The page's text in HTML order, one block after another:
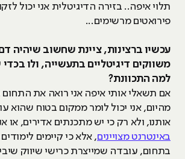
תלוי איפה.. בזירה הדיגיטלית אני יכול
פירואטים מרשימים...
עכשיו ברצינות, ציינת שחשוב שיהיה
משווקים דיגיטליים בתעשייה, ולו
למה התכוונת?
אם תשאלי אותי איפה אני רואה את
מהיום, אני יכול לומר ממקום בטוח שהוא
אותנו, ולא רק כי יש מתכנתים אדירים, או
באינטרנט מצויינים, אלא כי קיימים
בתחום, עובדה שמייצרת כרישי שיווק